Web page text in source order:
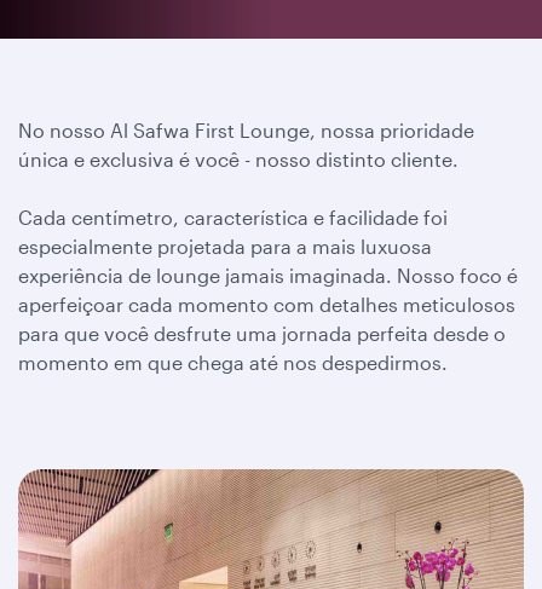
No nosso Al Safwa First Lounge, nossa prioridade
única e exclusiva é você - nosso distinto cliente.
Cada centímetro, característica e facilidade foi
especialmente projetada para a mais luxuosa
experiência de lounge jamais imaginada. Nosso foco é
aperfeiçoar cada momento com detalhes meticulosos
para que você desfrute uma jornada perfeita desde o
momento em que chega até nos despedirmos.